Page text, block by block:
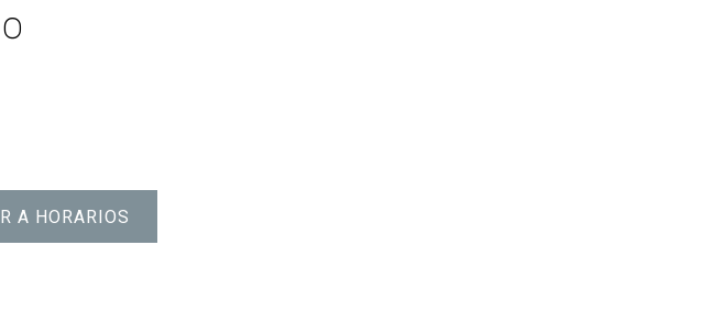
A HORARIOS